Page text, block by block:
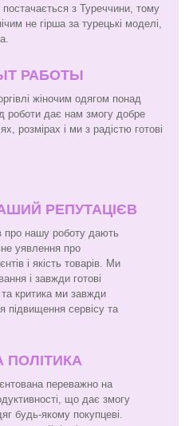
з Туреччини, тому
не гірша за турецькі моделі,
РАБОТЫ
жіночим одягом понад
роботи дає нам змогу добре
розмірах і ми з радістю готові
РЕПУТАЦІЄВ
про нашу роботу дають
уявлення про
і якість товарів. Ми
і завжди готові
критика ми завжди
підвищення сервісу та
ПОЛІТИКА
переважно на
що дає змогу
будь-якому покупцеві.